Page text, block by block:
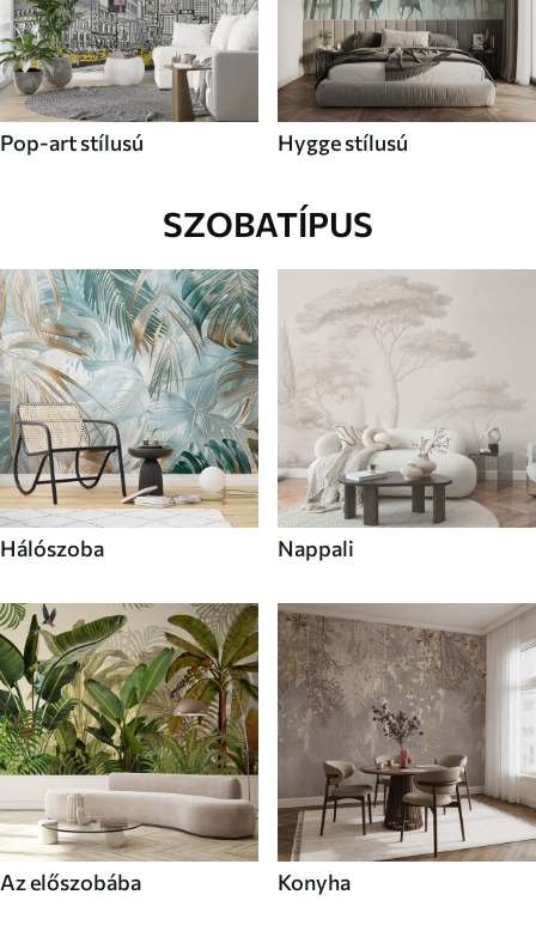
Pop-art stílusú Hygge stílusú
SZOBATÍPUS
Hálószoba Nappali
Az előszobába Konyha